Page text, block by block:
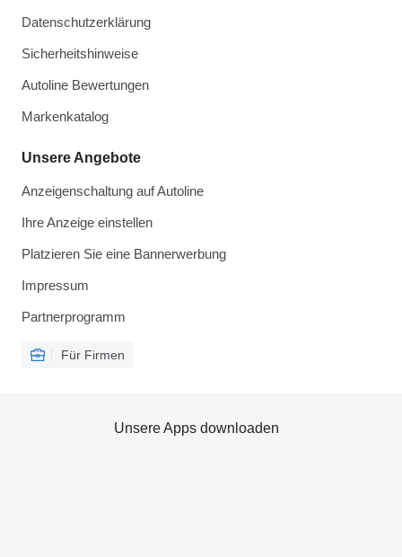
Datenschutzerklärung
Sicherheitshinweise
Autoline Bewertungen
Markenkatalog
Unsere Angebote
Anzeigenschaltung auf Autoline
Ihre Anzeige einstellen
Platzieren Sie eine Bannerwerbung
Impressum
Partnerprogramm
Für Firmen
Unsere Apps downloaden